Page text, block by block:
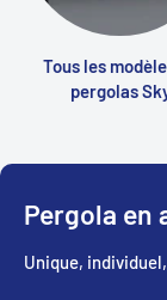
Tous les
pergolas
Pergola en
Unique,